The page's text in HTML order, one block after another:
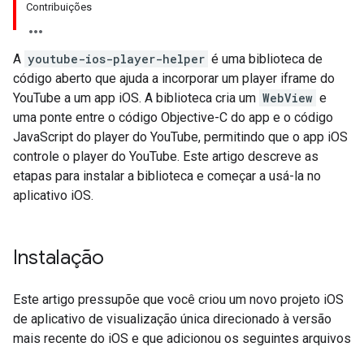
Contribuições
A youtube-ios-player-helper é uma biblioteca de
código aberto que ajuda a incorporar um player iframe do
YouTube a um app iOS. A biblioteca cria um WebView e
uma ponte entre o código Objective-C do app e o código
JavaScript do player do YouTube, permitindo que o app iOS
controle o player do YouTube. Este artigo descreve as
etapas para instalar a biblioteca e começar a usá-la no
aplicativo iOS.
Instalação
Este artigo pressupõe que você criou um novo projeto iOS
de aplicativo de visualização única direcionado à versão
mais recente do iOS e que adicionou os seguintes arquivos